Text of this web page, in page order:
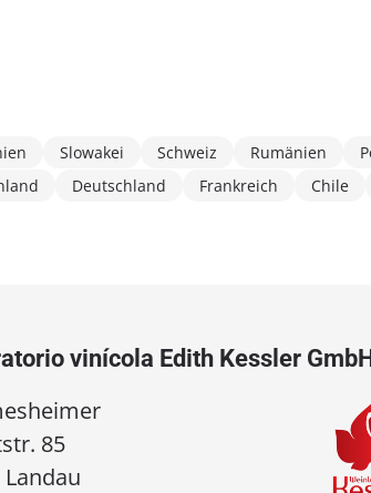
Slowakei Schweiz Rumänien
Deutschland Frankreich Chile
vinícola Edith Kessler
85
Landau